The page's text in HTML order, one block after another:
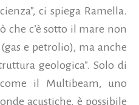
ci spiega Ramella.
che c’è sotto il mare non
e petrolio), ma anche
geologica”. Solo di
il Multibeam, uno
acustiche, è possibile